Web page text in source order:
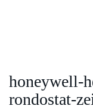
honeywell-
rondostat-